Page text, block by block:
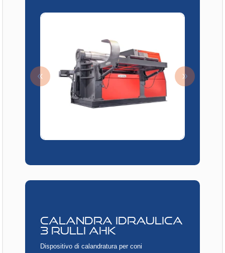
CALANDRA IDRAULICA
3 RULLI AHK
Dispositivo di calandratura per coni